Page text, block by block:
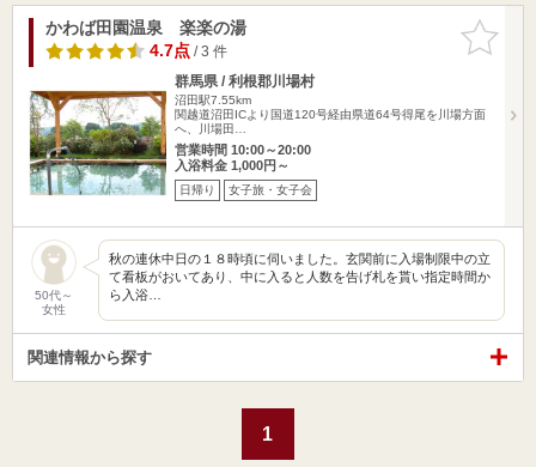
お気に入
りに追加
かわば田園温泉 楽楽の湯
4.7点/ 3 件
群馬県 / 利根郡川場村
沼田駅7.55km
関越道沼田ICより国道120号経由県道64号得尾を川場方面
へ、川場田…
営業時間 10:00～20:00
入浴料金 1,000円～
日帰り 女子旅・女子会
50代～
女性
秋の連休中日の１８時頃に伺いました。玄関前に入場制限中の立
て看板がおいてあり、中に入ると人数を告げ札を貰い指定時間か
ら入浴…
関連情報から探す
1